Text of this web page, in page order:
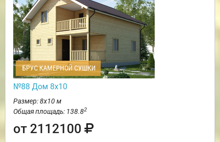
БРУС КАМЕРНОЙ СУШКИ
№88 Дом 8х10
Размер: 8х10 м
Общая площадь: 138.82
от 2112100